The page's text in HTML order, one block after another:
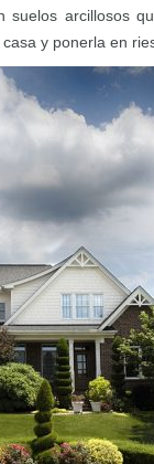
arcillosos
y ponerla en